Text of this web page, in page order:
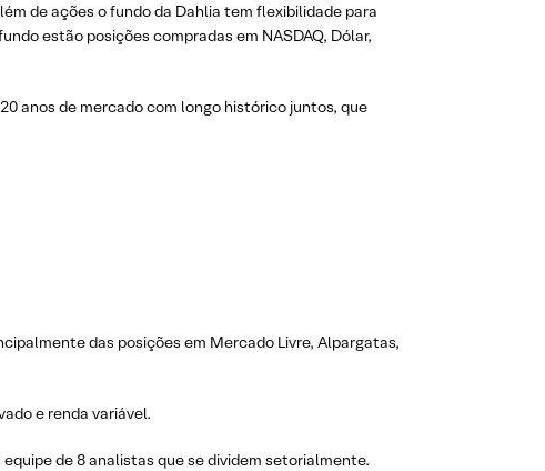
de ações o fundo da Dahlia tem flexibilidade para
estão posições compradas em NASDAQ, Dólar,
anos de mercado com longo histórico juntos, que
das posições em Mercado Livre, Alpargatas,
e renda variável.
de 8 analistas que se dividem setorialmente.